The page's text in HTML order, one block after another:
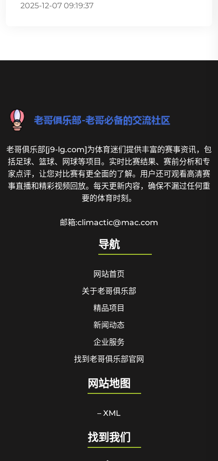
2025-12-07 09:19:37
老哥俱乐部[j9-lg.com]为体育迷们提供丰富的赛事资讯，包
括足球、篮球、网球等项目。实时比赛结果、赛前分析和专
家点评，让您对比赛有更全面的了解。用户还可观看高清赛
事直播和精彩视频回放。每天更新内容，确保不漏过任何重
要的体育时刻。
邮箱:climactic@mac.com
导航
网站首页
关于老哥俱乐部
精品项目
新闻动态
企业服务
找到老哥俱乐部官网
网站地图
– XML
找到我们